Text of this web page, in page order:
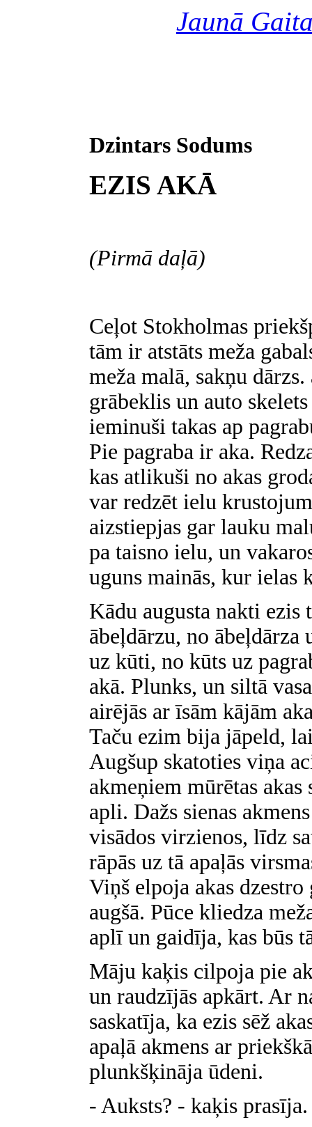
Jaunā
Dzintars Sodums
EZIS AKĀ
(Pirmā daļā)
Ceļot Stokholmas
tām ir atstāts meža
meža malā, sakņu
grābeklis un auto
ieminuši takas ap
Pie pagraba ir aka.
kas atlikuši no akas
var redzēt ielu
aizstiepjas gar lauku
pa taisno ielu, un
uguns mainās, kur ielas
Kādu augusta nakti ezis
ābeļdārzu, no ābeļdārza
uz kūti, no kūts uz
akā. Plunks, un siltā
airējās ar īsām kājām
Taču ezim bija jāpeld,
Augšup skatoties viņa
akmeņiem mūrētas
apli. Dažs sienas
visādos virzienos, līdz
rāpās uz tā apaļās
Viņš elpoja akas
augšā. Pūce kliedza
aplī un gaidīja, kas būs
Māju kaķis cilpoja pie
un raudzījās apkārt. Ar
saskatīja, ka ezis sēž
apaļā akmens ar
plunkšķināja ūdeni.
- Auksts? - kaķis prasīja.